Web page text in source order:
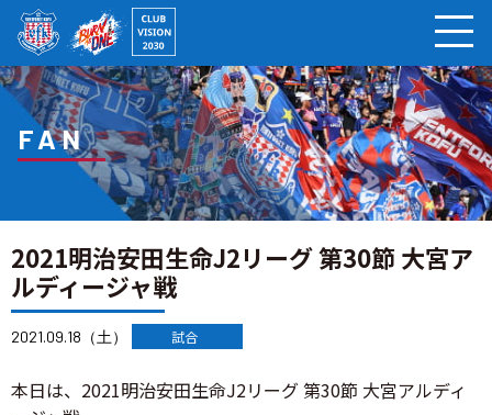
FAN
2021明治安田生命J2リーグ 第30節 大宮ア
ルディージャ戦
2021.09.18（土） 試合
本日は、2021明治安田生命J2リーグ 第30節 大宮アルディ